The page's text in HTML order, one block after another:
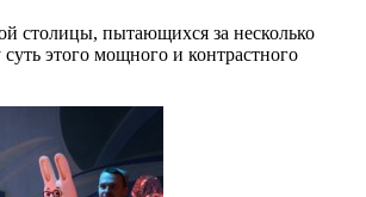
столицы, пытающихся за несколько
этого мощного и контрастного